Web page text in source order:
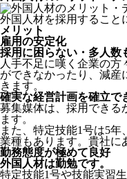
外国人材を採用すること
メリット
雇用の安定化
採用に困らない・多人数
人手不足に嘆く企業の
ができなかったり、減産
きます。
確実な経営計画を確立で
募集媒体は、採用できる
ます。
また、特定技能1号は5
業種もあります。貴社に
勤務態度が極めて良好
外国人材は勤勉です。
特定技能1号や技能実習